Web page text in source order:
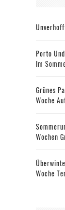
Porto
Im
Grünes
Woche
Wochen
Woche